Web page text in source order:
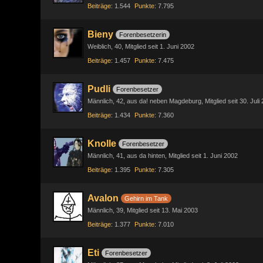
Beiträge 1.544 Punkte 7.795
Bieny
Forenbesetzerin
Weiblich 40
Mitglied seit 1. Juni 2002
Beiträge
1.457 Punkte 7.475
Pudli
Forenbesetzer
Männlich 42 aus da! neben Magdeburg
Mitglied seit 30. Juli
Beiträge
1.434 Punkte 7.360
Knolle
Forenbesetzer
Männlich 41 aus da hinten
Mitglied seit 1. Juni 2002
Beiträge
1.395 Punkte 7.305
Avalon
Gehirn im Tank
Männlich 39
Mitglied seit 13. Mai 2003
Beiträge
1.377 Punkte 7.010
Eti
Forenbesetzer